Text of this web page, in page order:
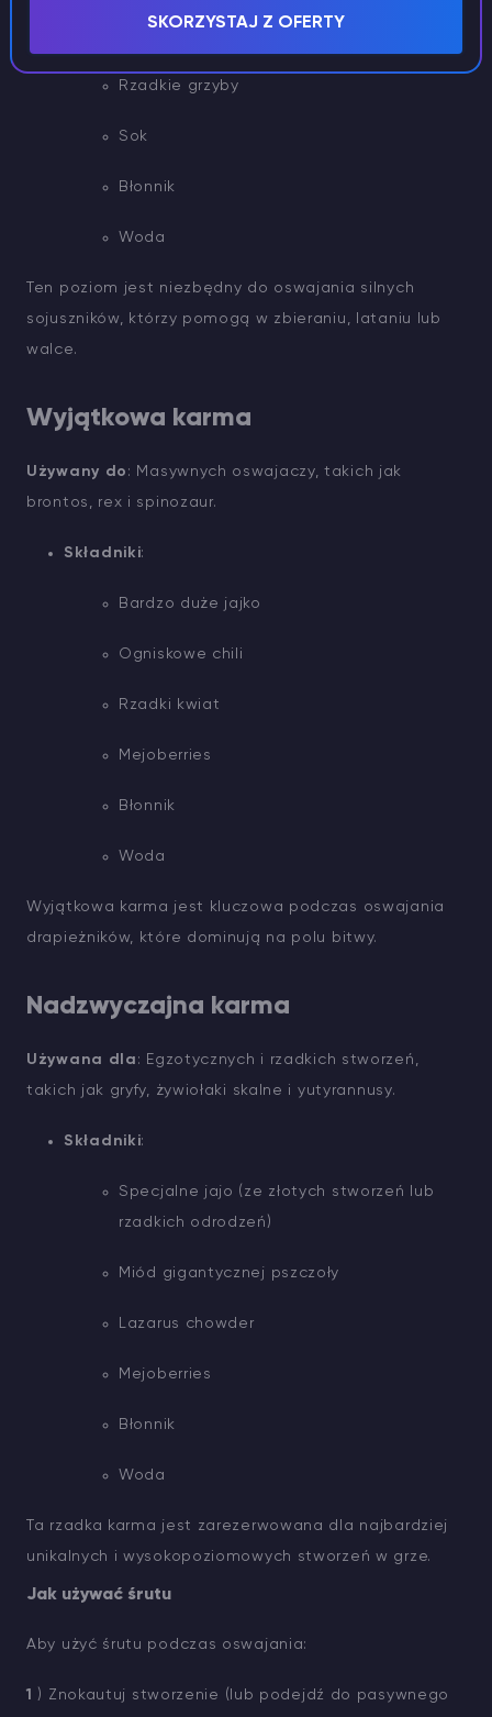
Rzadkie grzyby
Sok
Błonnik
Woda
Ten poziom jest niezbędny do oswajania silnych
sojuszników, którzy pomogą w zbieraniu, lataniu lub
walce.
Wyjątkowa karma
Używany do : Masywnych oswajaczy, takich jak
brontos, rex i spinozaur.
Składniki:
Bardzo duże jajko
Ogniskowe chili
Rzadki kwiat
Mejoberries
Błonnik
Woda
Wyjątkowa karma jest kluczowa podczas oswajania
drapieżników, które dominują na polu bitwy.
Nadzwyczajna karma
Używana dla : Egzotycznych i rzadkich stworzeń,
takich jak gryfy, żywiołaki skalne i yutyrannusy.
Składniki:
Specjalne jajo (ze złotych stworzeń lub
rzadkich odrodzeń)
Miód gigantycznej pszczoły
Lazarus chowder
Mejoberries
Błonnik
Woda
Ta rzadka karma jest zarezerwowana dla najbardziej
unikalnych i wysokopoziomowych stworzeń w grze.
Jak używać śrutu
Aby użyć śrutu podczas oswajania:
1
) Znokautuj stworzenie (lub podejdź do pasywnego
SKORZYSTAJ Z OFERTY